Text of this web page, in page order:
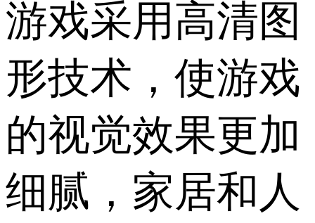
游戏采用高清图
形技术，使游戏
的视觉效果更加
细腻，家居和人